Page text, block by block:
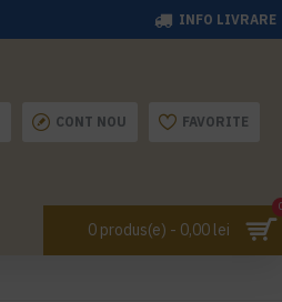
INFO LIVRARE
CONT NOU FAVORITE
0 produs(e) - 0,00 lei